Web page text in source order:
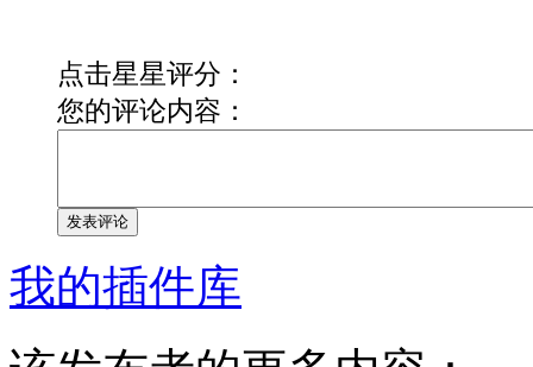
点击星星评分：
您的评论内容：
发表评论
我的插件库